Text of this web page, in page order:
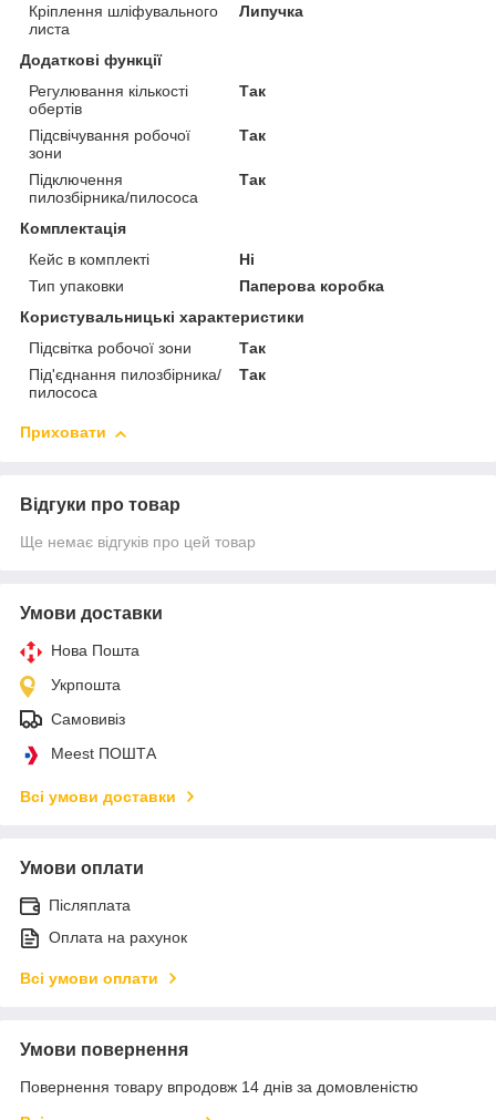
Кріплення шліфувального
листа
Липучка
Додаткові функції
Регулювання кількості
обертів
Так
Підсвічування робочої
зони
Так
Підключення
пилозбірника/пилососа
Так
Комплектація
Кейс в комплекті
Ні
Тип упаковки
Паперова коробка
Користувальницькі характеристики
Підсвітка робочої зони
Так
Під'єднання пилозбірника/
пилососа
Так
Приховати
Відгуки про товар
Ще немає відгуків про цей товар
Умови доставки
Нова Пошта
Укрпошта
Самовивіз
Meest ПОШТА
Всі умови доставки
Умови оплати
Післяплата
Оплата на рахунок
Всі умови оплати
Умови повернення
Повернення товару впродовж 14 днів за домовленістю